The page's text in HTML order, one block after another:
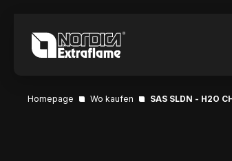
Homepage Wo kaufen SAS SLDN - H2O